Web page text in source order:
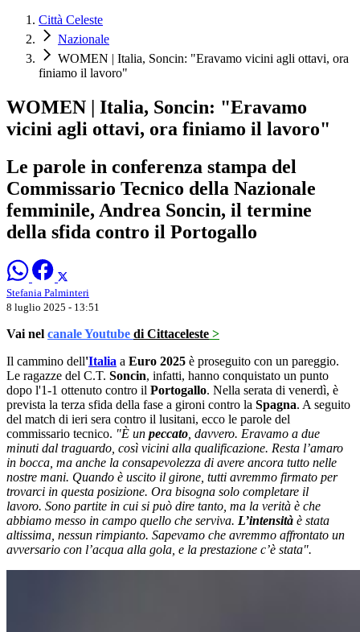
Città Celeste
Nazionale
WOMEN | Italia, Soncin: "Eravamo vicini agli ottavi, ora
finiamo il lavoro"
WOMEN | Italia, Soncin: "Eravamo
vicini agli ottavi, ora finiamo il lavoro"
Le parole in conferenza stampa del
Commissario Tecnico della Nazionale
femminile, Andrea Soncin, il termine
della sfida contro il Portogallo
Stefania Palminteri
8 luglio 2025 - 13:51
Vai nel canale Youtube di Cittaceleste >
Il cammino dell'Italia a Euro 2025 è proseguito con un pareggio.
Le ragazze del C.T. Soncin, infatti, hanno conquistato un punto
dopo l'1-1 ottenuto contro il Portogallo. Nella serata di venerdì, è
prevista la terza sfida della fase a gironi contro la Spagna. A seguito
del match di ieri sera contro il lusitani, ecco le parole del
commissario tecnico. "È un peccato , davvero. Eravamo a due
minuti dal traguardo, così vicini alla qualificazione. Resta l’amaro
in bocca, ma anche la consapevolezza di avere ancora tutto nelle
nostre mani. Quando è uscito il girone, tutti avremmo firmato per
trovarci in questa posizione. Ora bisogna solo completare il
lavoro. Sono partite in cui si può dire tanto, ma la verità è che
abbiamo messo in campo quello che serviva. L’intensità è stata
altissima, nessun rimpianto. Sapevamo che avremmo affrontato un
avversario con l’acqua alla gola, e la prestazione c’è stata".